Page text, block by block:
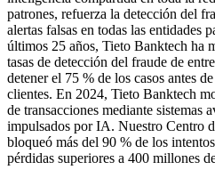
patrones, refuerza la detección del
alertas falsas en todas las entidades
últimos 25 años, Tieto Banktech ha
tasas de detección del fraude de
detener el 75 % de los casos antes
clientes. En 2024, Tieto Banktech
de transacciones mediante sistemas
impulsados por IA. Nuestro Centro
bloqueó más del 90 % de los
pérdidas superiores a 400 millones